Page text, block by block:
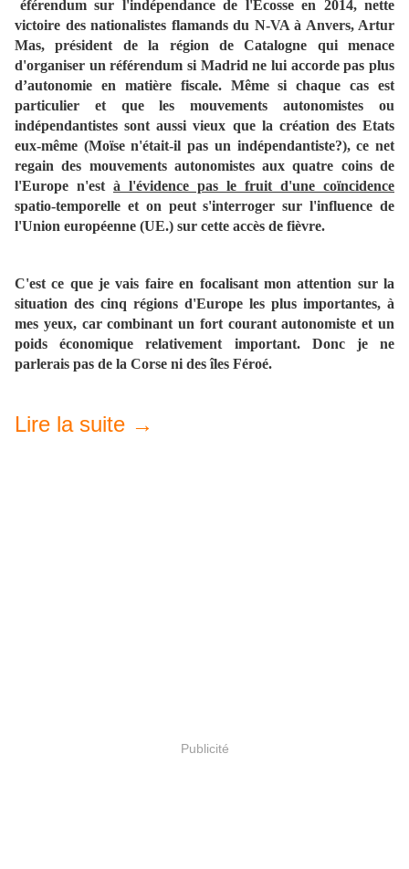
éférendum sur l'indépendance de l'Ecosse en 2014, nette
victoire des nationalistes flamands du N-VA à Anvers, Artur
Mas, président de la région de Catalogne qui menace
d'organiser un référendum si Madrid ne lui accorde pas plus
d’autonomie en matière fiscale. Même si chaque cas est
particulier et que les mouvements autonomistes ou
indépendantistes sont aussi vieux que la création des Etats
eux-même (Moïse n'était-il pas un indépendantiste?), ce net
regain des mouvements autonomistes aux quatre coins de
l'Europe n'est à l'évidence pas le fruit d'une coïncidence
spatio-temporelle et on peut s'interroger sur l'influence de
l'Union européenne (UE.) sur cette accès de fièvre.
C'est ce que je vais faire en focalisant mon attention sur la
situation des cinq régions d'Europe les plus importantes, à
mes yeux, car combinant un fort courant autonomiste et un
poids économique relativement important. Donc je ne
parlerais pas de la Corse ni des îles Féroé.
Lire la suite →
Publicité